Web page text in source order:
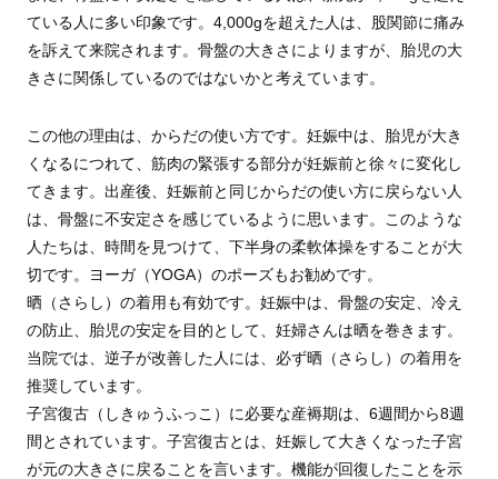
ている人に多い印象です。4,000gを超えた人は、股関節に痛み
を訴えて来院されます。骨盤の大きさによりますが、胎児の大
きさに関係しているのではないかと考えています。
この他の理由は、からだの使い方です。妊娠中は、胎児が大き
くなるにつれて、筋肉の緊張する部分が妊娠前と徐々に変化し
てきます。出産後、妊娠前と同じからだの使い方に戻らない人
は、骨盤に不安定さを感じているように思います。このような
人たちは、時間を見つけて、下半身の柔軟体操をすることが大
切です。ヨーガ（YOGA）のポーズもお勧めです。
晒（さらし）の着用も有効です。妊娠中は、骨盤の安定、冷え
の防止、胎児の安定を目的として、妊婦さんは晒を巻きます。
当院では、逆子が改善した人には、必ず晒（さらし）の着用を
推奨しています。
子宮復古（しきゅうふっこ）に必要な産褥期は、6週間から8週
間とされています。子宮復古とは、妊娠して大きくなった子宮
が元の大きさに戻ることを言います。機能が回復したことを示